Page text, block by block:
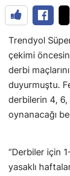
Trendyol
çekimi
derbi
duyurmuştu.
derbilerin 4,
oynanacağı
“Derbiler için
yasaklı